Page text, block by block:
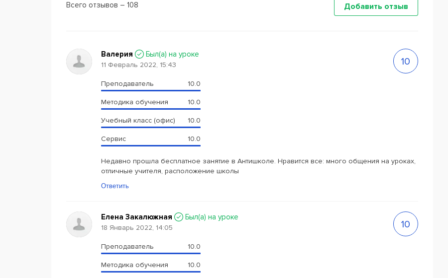
Всего отзывов – 108 Добавить отзыв
Валерия Был(a) на уроке
11 Февраль 2022, 15:43 10
Преподаватель 10.0
Методика обучения 10.0
Учебный класс (офис) 10.0
Сервис 10.0
Недавно прошла бесплатное занятие в Антишколе. Нравится все: много общения на уроках,
отличные учителя, расположение школы
Ответить
Елена Закалюжная Был(a) на уроке
18 Январь 2022, 14:05 10
Преподаватель 10.0
Методика обучения 10.0